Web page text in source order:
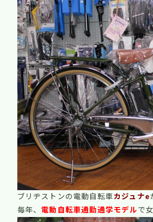
ブリヂストンの電動自転車カジュナe
毎年、 電動自転車通勤通学モデルで